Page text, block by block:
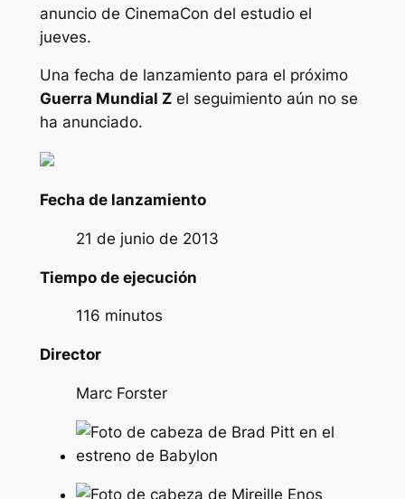
anuncio de CinemaCon del estudio el
jueves.
Una fecha de lanzamiento para el próximo
Guerra Mundial Zel seguimiento aún no se
ha anunciado.
Fecha de lanzamiento
21 de junio de 2013
Tiempo de ejecución
116 minutos
Director
Marc Forster